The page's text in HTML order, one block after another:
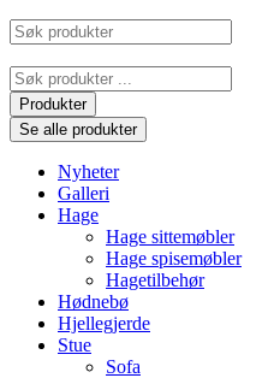
Søk
produkter
Search
...Produkter
Se alle produkter
Nyheter
Galleri
Hage
Hage sittemøbler
Hage spisemøbler
Hagetilbehør
Hødnebø
Hjellegjerde
Stue
Sofa